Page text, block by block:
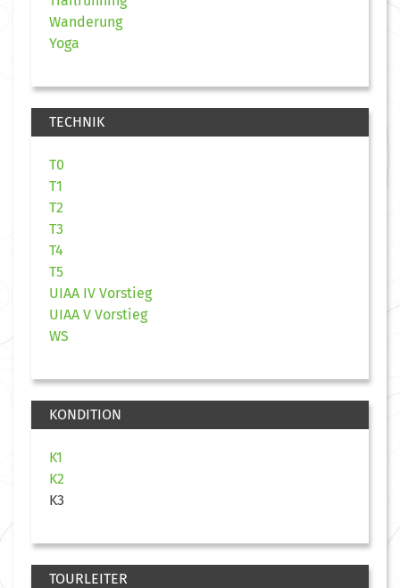
Wanderung
Yoga
TECHNIK
T0
T1
T2
T3
T4
T5
UIAA IV Vorstieg
UIAA V Vorstieg
WS
KONDITION
K1
K2
K3
TOURLEITER